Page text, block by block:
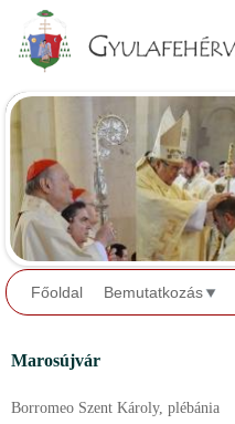
Főoldal Bemutatkozás
Marosújvár
Borromeo Szent Károly, plébánia